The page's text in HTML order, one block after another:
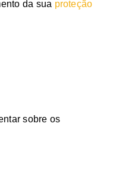
da sua proteção
sobre os